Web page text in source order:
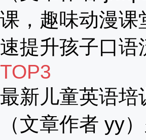
课，趣味动漫课
速提升孩子口语
TOP3
最新儿童英语培
（文章作者 yy